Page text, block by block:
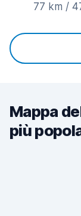
77 km /
Mappa
più